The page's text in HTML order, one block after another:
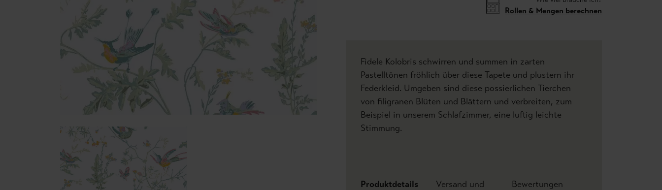
Rollen & Mengen berechnen
Fidele Kolobris schwirren und summen in zarten
Pastelltönen fröhlich über diese Tapete und plustern ihr
Federkleid. Umgeben sind diese possierlichen Tierchen
von filigranen Blüten und Blättern und verbreiten, zum
Beispiel in unserem Schlafzimmer, eine luftig leichte
Stimmung.
Produktdetails
Versand und
Bewertungen